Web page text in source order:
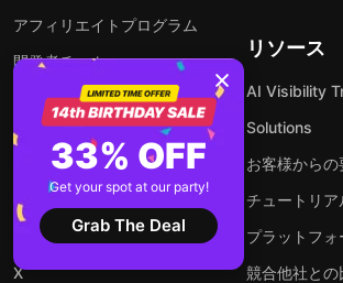
アフィリエイトプログラム
開発者チーム
コミュニティ
Forum
Facebook
Instagram
X
リソース
AI Visibility
Solutions
お客様からの
チュートリア
プラットフォ
競合他社との
33% OFF
Get your spot at our party!
Grab The Deal